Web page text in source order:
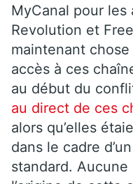
MyCanal pour les
Revolution et
maintenant
accès à ces
au début du
au direct de ces
alors qu’elles
dans le cadre
standard. Aucune